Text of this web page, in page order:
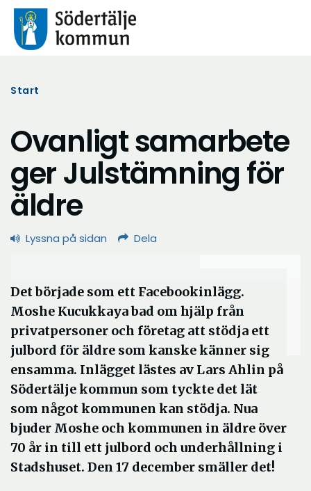
Start
Ovanligt samarbete
ger Julstämning för
äldre
Lyssna på sidan Dela
Det började som ett Facebookinlägg.
Moshe Kucukkaya bad om hjälp från
privatpersoner och företag att stödja ett
julbord för äldre som kanske känner sig
ensamma. Inlägget lästes av Lars Ahlin på
Södertälje kommun som tyckte det lät
som något kommunen kan stödja. Nua
bjuder Moshe och kommunen in äldre över
70 år in till ett julbord och underhållning i
Stadshuset. Den 17 december smäller det!